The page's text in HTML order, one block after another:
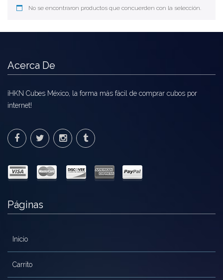
Carni
FangShi
Lim
MF8
MirTwo
MoJue
Okamoto
No se encontraron productos que concuerden con la selección.
Acerca De
¡HKN Cubes México, la forma más fácil de comprar cubos por
internet!
Páginas
Inicio
Carrito